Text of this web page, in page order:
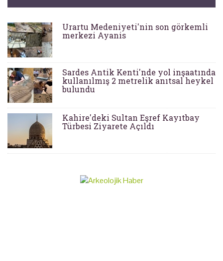
Urartu Medeniyeti'nin son görkemli
merkezi Ayanis
Sardes Antik Kenti'nde yol inşaatında
kullanılmış 2 metrelik anıtsal heykel
bulundu
Kahire'deki Sultan Eşref Kayıtbay
Türbesi Ziyarete Açıldı